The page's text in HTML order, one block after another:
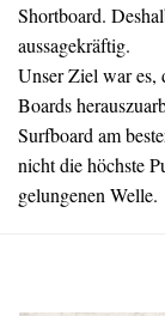
Shortboard.
aussagekräftig.
Unser Ziel war es,
Boards
Surfboard am
nicht die höchste
gelungenen Welle.